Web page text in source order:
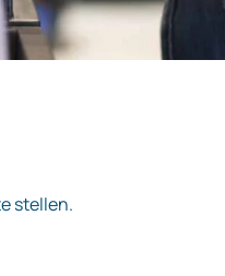
stellen.